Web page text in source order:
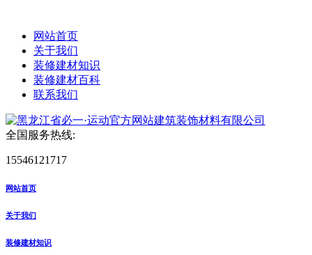
网站首页
关于我们
装修建材知识
装修建材百科
联系我们
全国服务热线:
15546121717
网站首页
关于我们
装修建材知识